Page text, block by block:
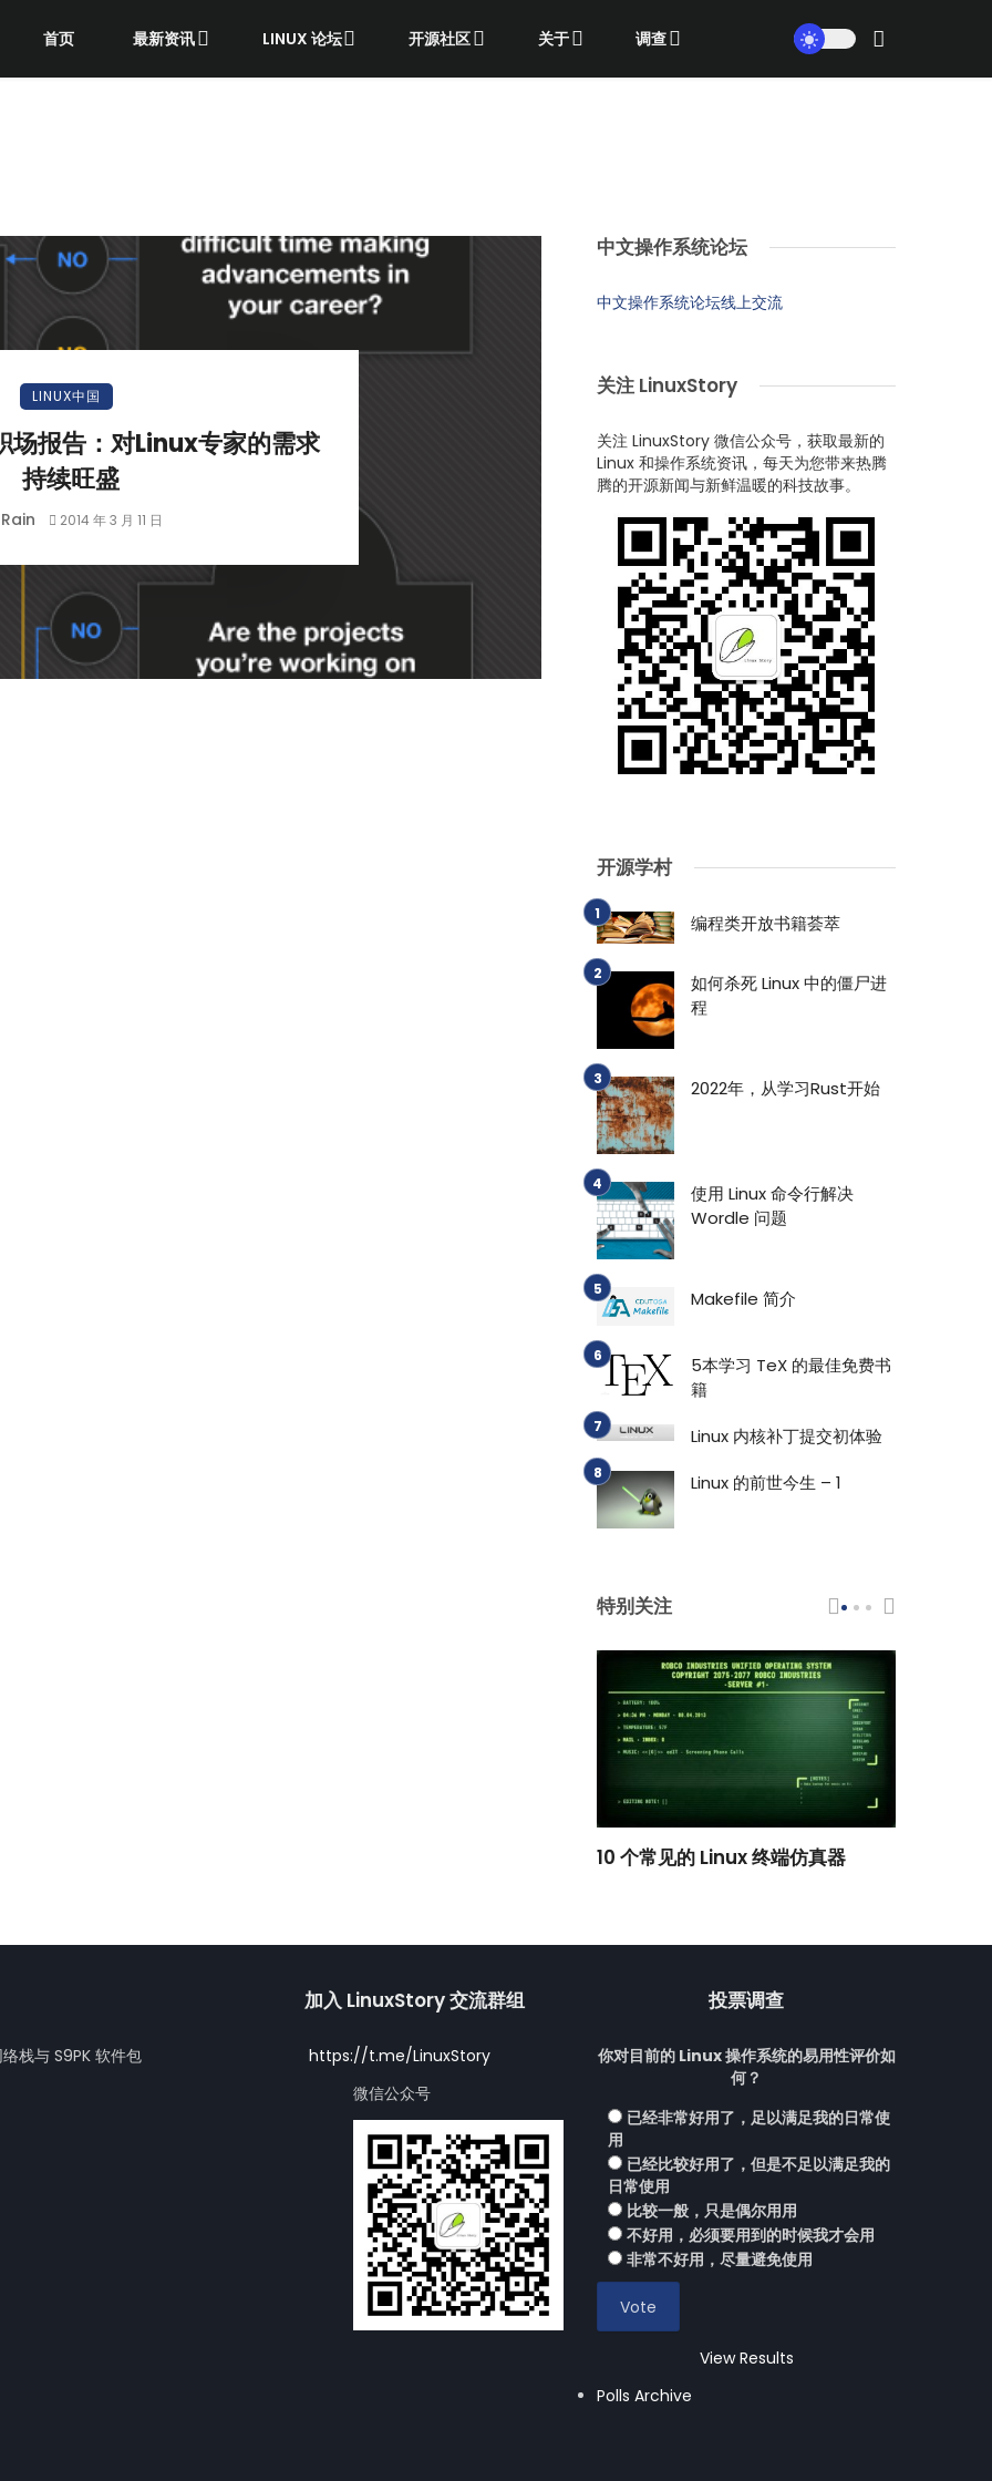
首页 最新资讯 LINUX 论坛 开源社区 关于 调查
LINUX中国
场报告：对Linux专家的需求
持续旺盛
Rain 2014 年 3 月 11 日
中文操作系统论坛
中文操作系统论坛线上交流
关注 LinuxStory
关注 LinuxStory 微信公众号，获取最新的
Linux 和操作系统资讯，每天为您带来热腾
腾的开源新闻与新鲜温暖的科技故事。
开源学村
编程类开放书籍荟萃
如何杀死 Linux 中的僵尸进
程
2022年，从学习Rust开始
使用 Linux 命令行解决
Wordle 问题
Makefile 简介
5本学习 TeX 的最佳免费书
籍
Linux 内核补丁提交初体验
Linux 的前世今生 – 1
特别关注
10 个常见的 Linux 终端仿真器
栈与 S9PK 软件包
加入 LinuxStory 交流群组
https://t.me/LinuxStory
微信公众号
投票调查
你对目前的 Linux 操作系统的易用性评价如
何？
已经非常好用了，足以满足我的日常使
用
已经比较好用了，但是不足以满足我的
日常使用
比较一般，只是偶尔用用
不好用，必须要用到的时候我才会用
非常不好用，尽量避免使用
View Results
Polls Archive